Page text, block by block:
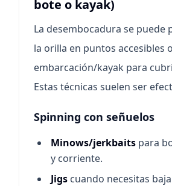
bote o kayak)
La desembocadura se puede
la orilla en puntos accesibles
embarcación/kayak para
Estas técnicas suelen ser
Spinning con señuelos
Minows/jerkbaits para
y corriente.
Jigs cuando necesitas